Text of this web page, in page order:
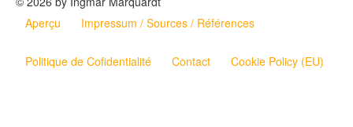
Aperçu
Impressum / Sources / Références
Politique de Cofidentialité Contact Cookie Policy (EU)